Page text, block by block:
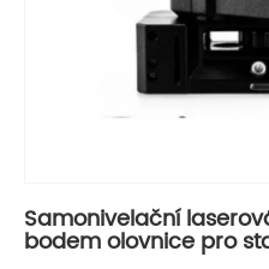
Samonivelační
bodem olovnice pro